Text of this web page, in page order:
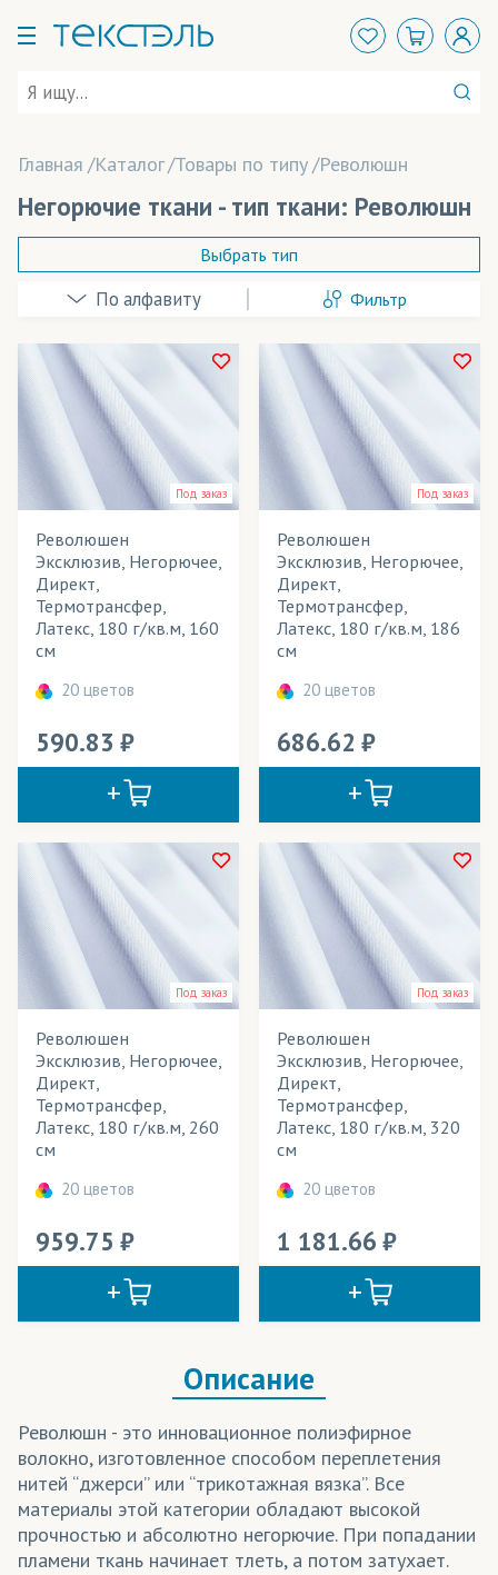
Главная Каталог Товары по типу Революшн
Негорючие ткани - тип ткани: Революшн
Бархат
БлекАут/Блэкаут
Бэклайт
Вуаль
ГрейБэк
Деко Лайтбокс
Декотекс
Дисплей
Лайтбокс
Пикачо
Революшн
Сальса
Саундтекс
Таффета
Флажная сетка
Экспандбл
Выбрать тип
Фильтр
Розничная цена
Ширина рулона
Технология печати
Применение в изделиях
Тип товара
Цвет
Под заказ
Революшен
Эксклюзив, Негорючее,
Директ,
Термотрансфер,
Латекс, 180 г/кв.м, 160
см
20 цветов
590.83
Под заказ
Революшен
Эксклюзив, Негорючее,
Директ,
Термотрансфер,
Латекс, 180 г/кв.м, 186
см
20 цветов
686.62
Под заказ
Революшен
Эксклюзив, Негорючее,
Директ,
Термотрансфер,
Латекс, 180 г/кв.м, 260
см
20 цветов
959.75
Под заказ
Революшен
Эксклюзив, Негорючее,
Директ,
Термотрансфер,
Латекс, 180 г/кв.м, 320
см
20 цветов
1 181.66
Описание
Революшн - это инновационное полиэфирное
волокно, изготовленное способом переплетения
нитей “джерси” или “трикотажная вязка”. Все
материалы этой категории обладают высокой
прочностью и абсолютно негорючие. При попадании
пламени ткань начинает тлеть, а потом затухает.